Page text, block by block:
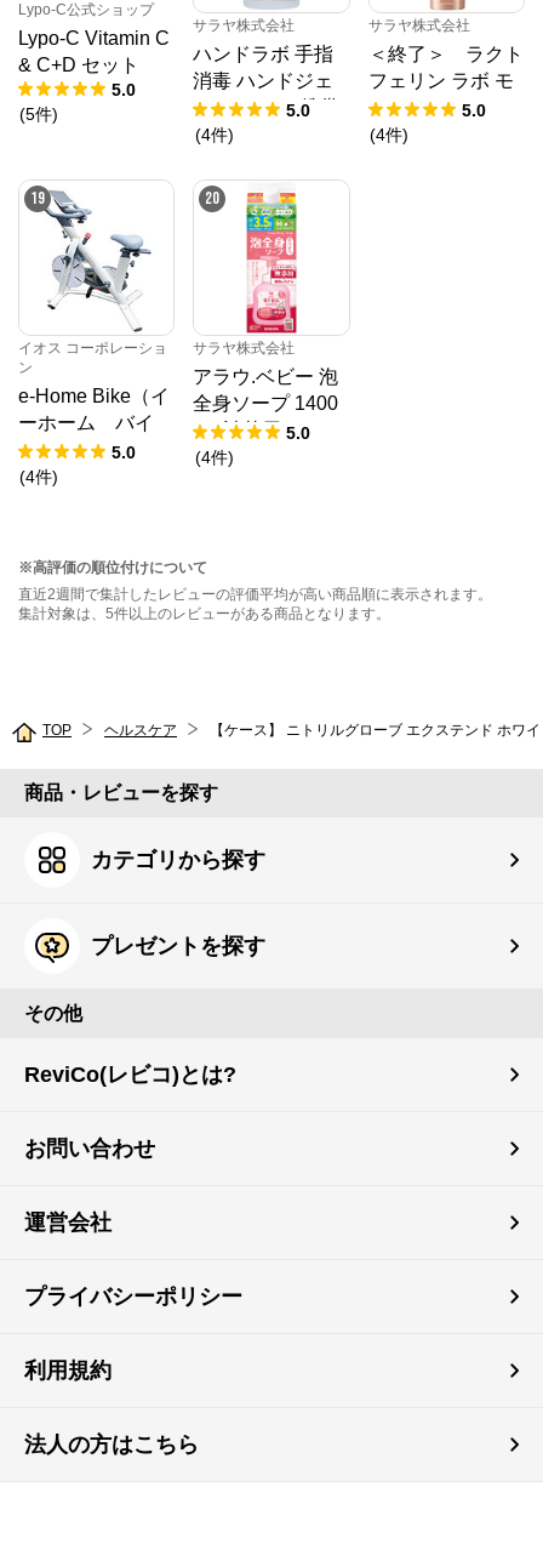
Lypo-C公式ショップ
Lypo-C Vitamin C
& C+D セット
5.0
(5件)
サラヤ株式会社
ハンドラボ 手指
消毒 ハンドジェ
ル VS 40mL 携帯
用 【指定医薬部
5.0
(4件)
サラヤ株式会社
＜終了＞ ラクト
フェリン ラボ モ
イストベールクリ
ア ソープ 100g
5.0
(4件)
19
イオス コーポレーショ
ン
e-Home Bike（イ
ーホーム バイ
ク）フィットネス
バイク ホワイ
5.0
(4件)
20
サラヤ株式会社
アラウ.ベビー 泡
全身ソープ 1400
mL 詰替用 5.0
(4件)
※高評価の順位付けについて
直近2週間で集計したレビューの評価平均が高い商品順に表示されます。
集計対象は、5件以上のレビューがある商品となります。
TOP ヘルスケア 【ケース】 ニトリルグローブ エクステンド ホワ
商品・レビューを探す
カテゴリから探す
プレゼントを探す
その他
ReviCo(レビコ)とは?
お問い合わせ
運営会社
プライバシーポリシー
利用規約
法人の方はこちら